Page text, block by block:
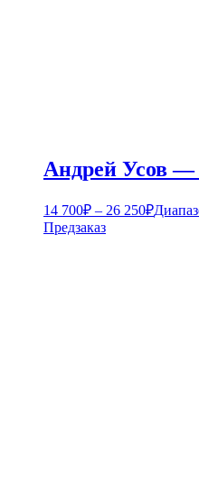
Андрей Усов —
14 700₽ – 26 250₽
Предзаказ